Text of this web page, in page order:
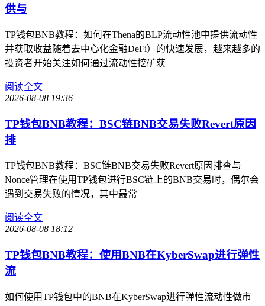
供与
TP钱包BNB教程：如何在Thena的BLP流动性池中提供流动性
并获取收益随着去中心化金融DeFi）的快速发展，越来越多的
投资者开始关注如何通过流动性挖矿获
阅读全文
2026-08-08 19:36
TP钱包BNB教程：BSC链BNB交易失败Revert原因
排
TP钱包BNB教程：BSC链BNB交易失败Revert原因排查与
Nonce管理在使用TP钱包进行BSC链上的BNB交易时，偶尔会
遇到交易失败的情况，其中最常
阅读全文
2026-08-08 18:12
TP钱包BNB教程：使用BNB在KyberSwap进行弹性
流
如何使用TP钱包中的BNB在KyberSwap进行弹性流动性做市